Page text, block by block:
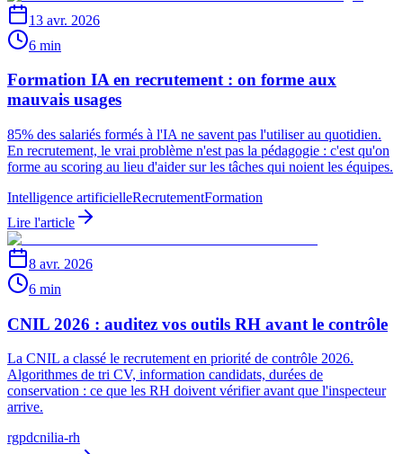
13 avr. 2026
6 min
Formation IA en recrutement : on forme aux
mauvais usages
85% des salariés formés à l'IA ne savent pas l'utiliser au quotidien.
En recrutement, le vrai problème n'est pas la pédagogie : c'est qu'on
forme au scoring au lieu d'aider sur les tâches qui noient les équipes.
Intelligence artificielleRecrutementFormation
Lire l'article
8 avr. 2026
6 min
CNIL 2026 : auditez vos outils RH avant le contrôle
La CNIL a classé le recrutement en priorité de contrôle 2026.
Algorithmes de tri CV, information candidats, durées de
conservation : ce que les RH doivent vérifier avant que l'inspecteur
arrive.
rgpdcnilia-rh